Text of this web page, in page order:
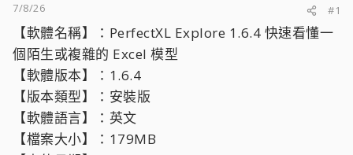
7/8/26
#1
【軟體名稱】：PerfectXL Explore 1.6.4 快速看懂一
個陌生或複雜的 Excel 模型
【軟體版本】：1.6.4
【版本類型】：安裝版
【軟體語言】：英文
【檔案大小】：179MB